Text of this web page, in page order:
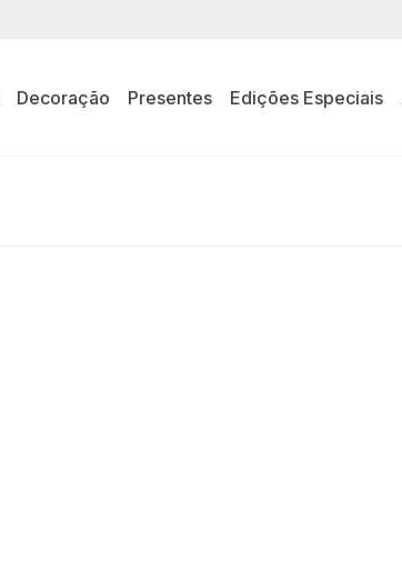
Decoração Presentes Edições Especiais